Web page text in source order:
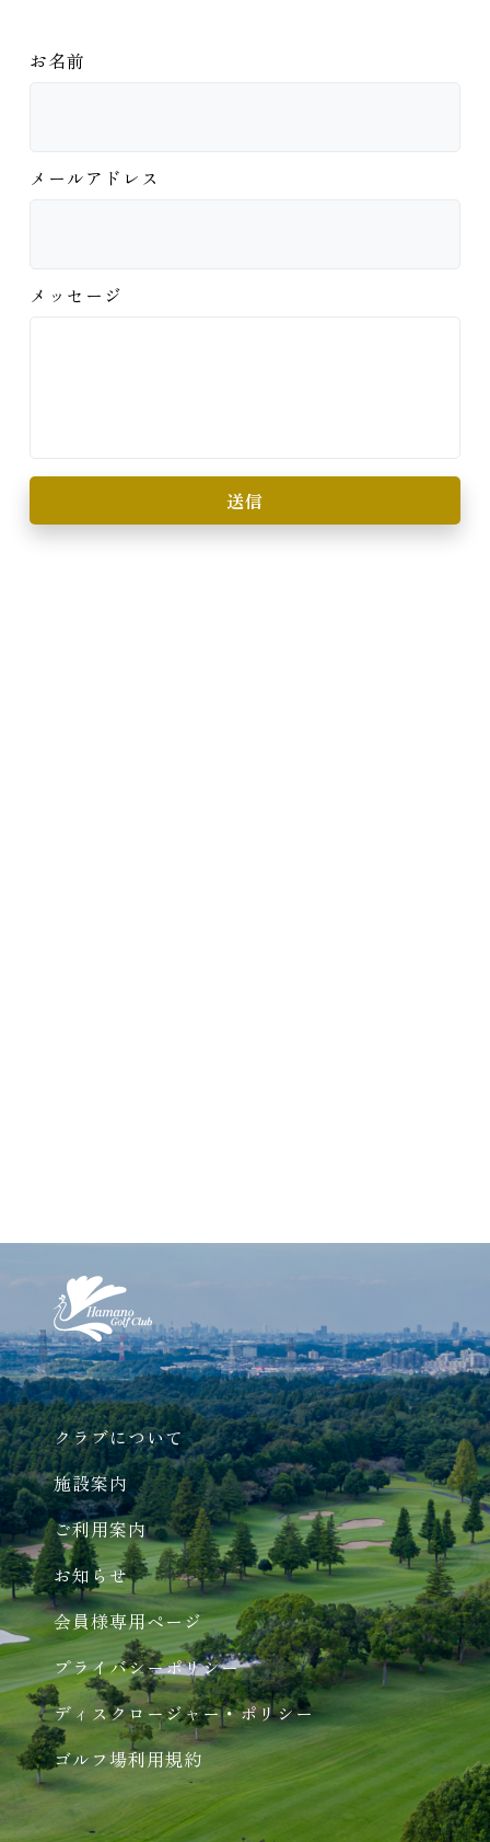
お名前
メールアドレス
メッセージ
クラブについて
施設案内
ご利用案内
お知らせ
会員様専用ページ
プライバシーポリシー
ディスクロージャー・ポリシー
ゴルフ場利用規約